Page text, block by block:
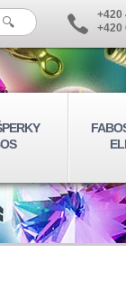
+420
+420